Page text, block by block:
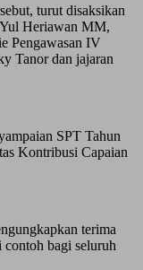
turut disaksikan
Heriawan MM,
Pengawasan IV
Tanor dan jajaran
SPT Tahun
Kontribusi Capaian
terima
contoh bagi seluruh